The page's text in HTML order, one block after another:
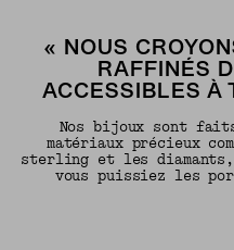
« NOUS
RAFFINÉS
ACCESSIBLES À
Nos bijoux sont
matériaux précieux
sterling et les
vous puissiez les